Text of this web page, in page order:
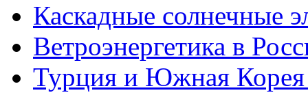
Каскадные солнечные
Ветроэнергетика в
Турция и Южная Корея